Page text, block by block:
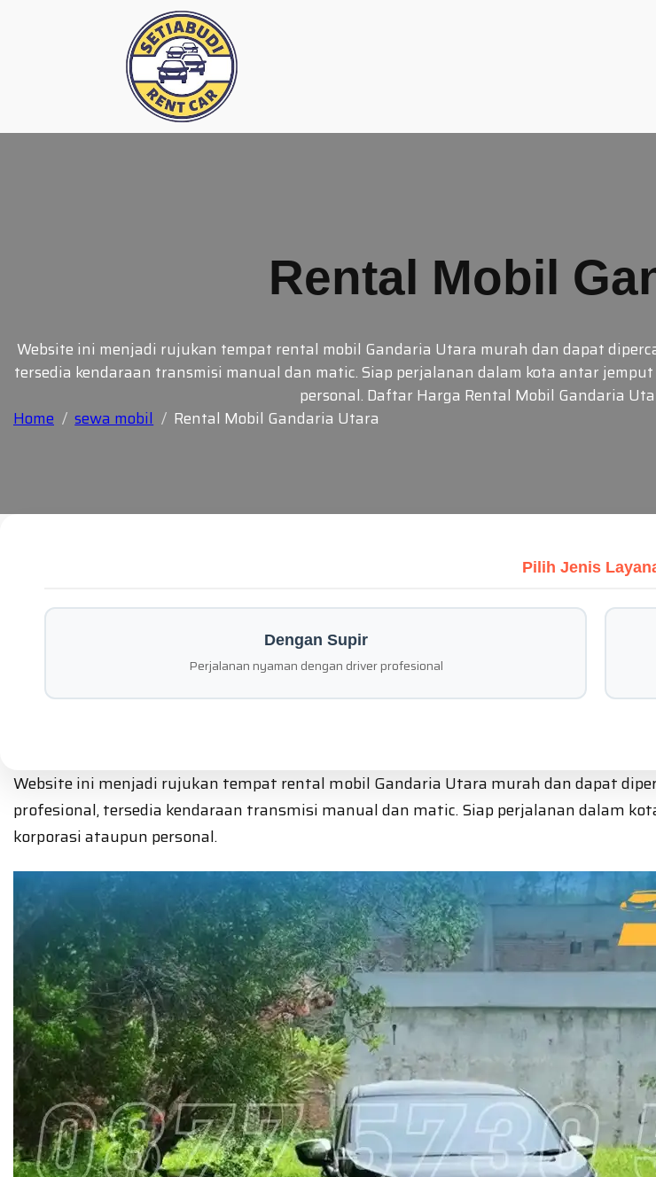
Rental Mobil
Website ini menjadi rujukan tempat rental mobil Gandaria Utara murah dan dapat
tersedia kendaraan transmisi manual dan matic. Siap perjalanan dalam kota antar
personal. Daftar Harga Rental Mobil Gandaria
Home
sewa mobil Rental Mobil Gandaria Utara
Pilih Jenis
Dengan Supir
Perjalanan nyaman dengan driver profesional
Website ini menjadi rujukan tempat rental mobil Gandaria Utara murah dan dapat
profesional, tersedia kendaraan transmisi manual dan matic. Siap perjalanan dalam
korporasi ataupun personal.